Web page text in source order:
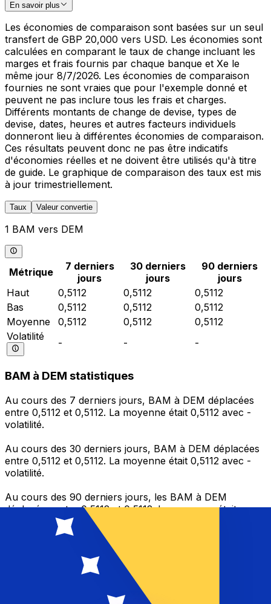
En savoir plus
Les économies de comparaison sont basées sur un seul
transfert de GBP 20,000 vers USD. Les économies sont
calculées en comparant le taux de change incluant les
marges et frais fournis par chaque banque et Xe le
même jour 8/7/2026. Les économies de comparaison
fournies ne sont vraies que pour l'exemple donné et
peuvent ne pas inclure tous les frais et charges.
Différents montants de change de devise, types de
devise, dates, heures et autres facteurs individuels
donneront lieu à différentes économies de comparaison.
Ces résultats peuvent donc ne pas être indicatifs
d'économies réelles et ne doivent être utilisés qu'à titre
de guide. Le graphique de comparaison des taux est mis
à jour trimestriellement.
Taux Valeur convertie
1 BAM vers DEM
Métrique
7 derniers
jours
30 derniers
jours
90 derniers
jours
Haut
0,5112 0,5112
0,5112
Bas
0,5112 0,5112
0,5112
Moyenne
0,5112 0,5112
0,5112
Volatilité
- - -
BAM à DEM statistiques
Au cours des 7 derniers jours, BAM à DEM déplacées
entre 0,5112 et 0,5112. La moyenne était 0,5112 avec -
volatilité.
Au cours des 30 derniers jours, BAM à DEM déplacées
entre 0,5112 et 0,5112. La moyenne était 0,5112 avec -
volatilité.
Au cours des 90 derniers jours, les BAM à DEM
déplacées entre 0,5112 et 0,5112. La moyenne était
0,5112 avec - volatilité.
Gérez votre argent et vos devises lorsque vous